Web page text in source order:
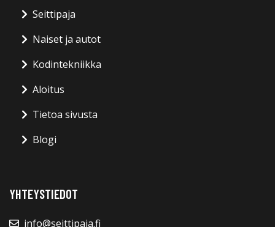
Seittipaja
Naiset ja autot
Kodintekniikka
Aloitus
Tietoa sivusta
Blogi
YHTEYSTIEDOT
info@seittipaja.fi